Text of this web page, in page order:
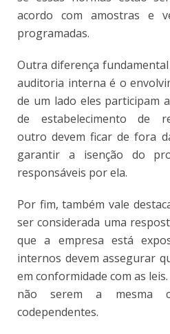
acordo com amostras e
programadas.
Outra diferença
auditoria interna é o
de um lado eles participam
de estabelecimento de
outro devem ficar de fora
garantir a isenção do
responsáveis por ela.
Por fim, também vale
ser considerada uma
que a empresa está
internos devem assegurar
em conformidade com as
não serem a mesma
codependentes.